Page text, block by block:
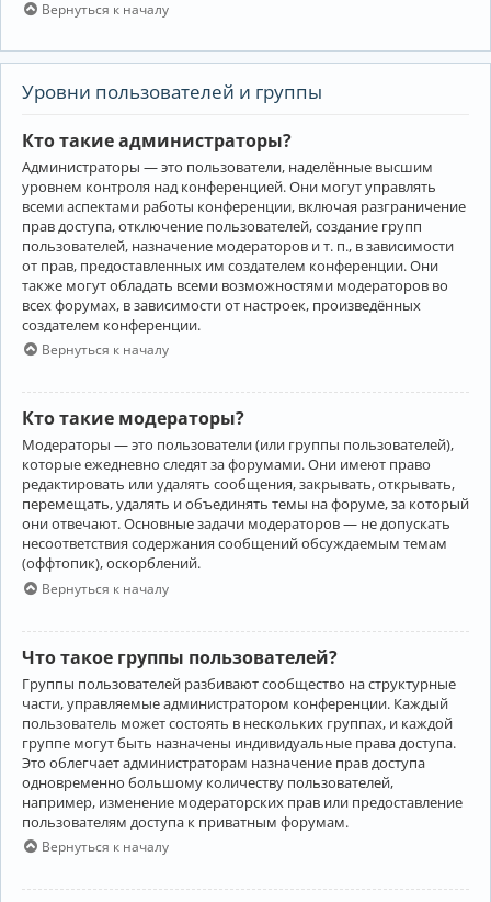
Вернуться к началу
Уровни пользователей и группы
Кто такие администраторы?
Администраторы — это пользователи, наделённые высшим
уровнем контроля над конференцией. Они могут управлять
всеми аспектами работы конференции, включая разграничение
прав доступа, отключение пользователей, создание групп
пользователей, назначение модераторов и т. п., в зависимости
от прав, предоставленных им создателем конференции. Они
также могут обладать всеми возможностями модераторов во
всех форумах, в зависимости от настроек, произведённых
создателем конференции.
Вернуться к началу
Кто такие модераторы?
Модераторы — это пользователи (или группы пользователей),
которые ежедневно следят за форумами. Они имеют право
редактировать или удалять сообщения, закрывать, открывать,
перемещать, удалять и объединять темы на форуме, за который
они отвечают. Основные задачи модераторов — не допускать
несоответствия содержания сообщений обсуждаемым темам
(оффтопик), оскорблений.
Вернуться к началу
Что такое группы пользователей?
Группы пользователей разбивают сообщество на структурные
части, управляемые администратором конференции. Каждый
пользователь может состоять в нескольких группах, и каждой
группе могут быть назначены индивидуальные права доступа.
Это облегчает администраторам назначение прав доступа
одновременно большому количеству пользователей,
например, изменение модераторских прав или предоставление
пользователям доступа к приватным форумам.
Вернуться к началу